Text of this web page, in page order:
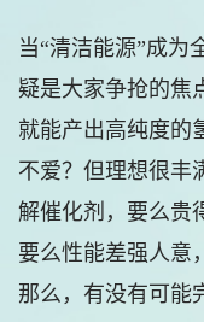
当“清洁能源”成为
疑是大家争抢的焦
就能产出高纯度的
不爱？但理想很丰
解催化剂，要么贵
要么性能差强人意
那么，有没有可能